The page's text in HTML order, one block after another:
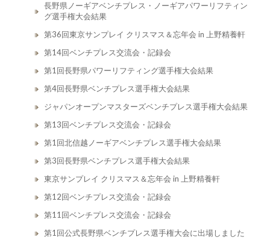
長野県ノーギアベンチプレス・ノーギアパワーリフティン
グ選手権大会結果
第36回東京サンプレイ クリスマス＆忘年会 in 上野精養軒
第14回ベンチプレス交流会・記録会
第1回長野県パワーリフティング選手権大会結果
第4回長野県ベンチプレス選手権大会結果
ジャパンオープンマスターズベンチプレス選手権大会結果
第13回ベンチプレス交流会・記録会
第1回北信越ノーギアベンチプレス選手権大会結果
第3回長野県ベンチプレス選手権大会結果
東京サンプレイ クリスマス＆忘年会 in 上野精養軒
第12回ベンチプレス交流会・記録会
第11回ベンチプレス交流会・記録会
第1回公式長野県ベンチプレス選手権大会に出場しました